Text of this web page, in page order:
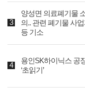
양성면 의료폐기물
의.. 관련 폐기물 사
등 기소
용인SK하이닉스 공
‘초읽기’